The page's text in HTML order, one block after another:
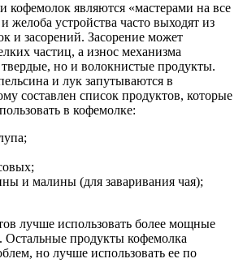
кофемолок являются «мастерами на все
желоба устройства часто выходят из
и засорений. Засорение может
частиц, а износ механизма
но и волокнистые продукты.
и лук запутываются в
составлен список продуктов, которые
в кофемолке:
и малины (для заваривания чая);
лучше использовать более мощные
продукты кофемолка
но лучше использовать ее по